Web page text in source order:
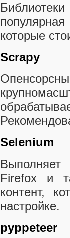
которые
Scrapy
Selenium
Firefox и
контент,
настройке.
pyppeteer